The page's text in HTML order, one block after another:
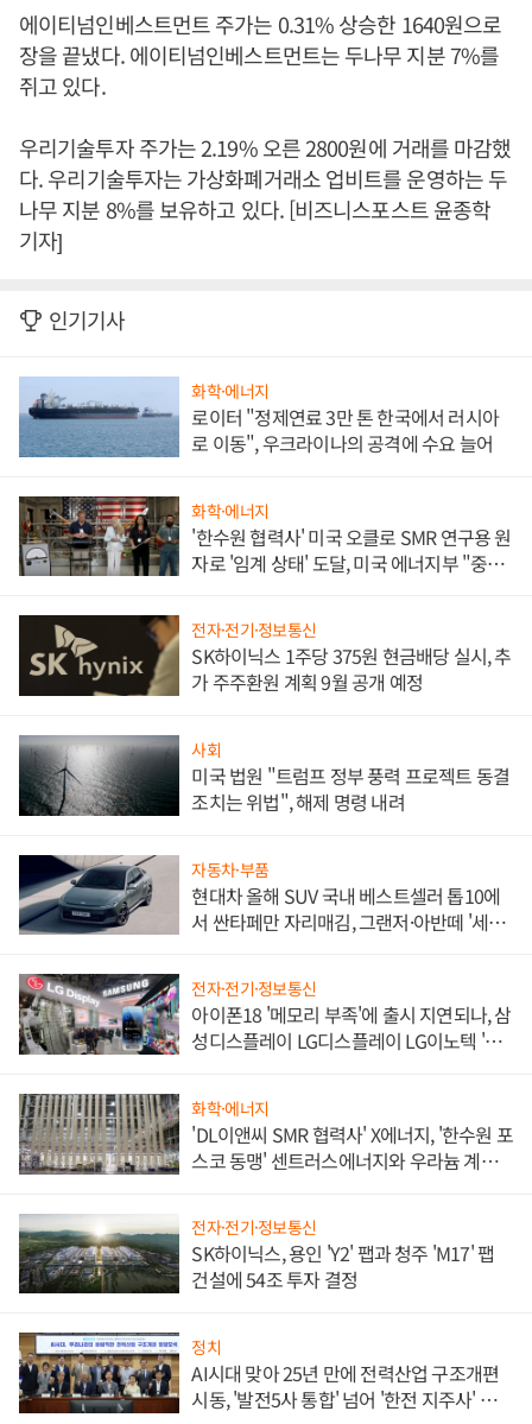
에이티넘인베스트먼트 주가는 0.31% 상승한 1640원으로
장을 끝냈다. 에이티넘인베스트먼트는 두나무 지분 7%를
쥐고 있다.
우리기술투자 주가는 2.19% 오른 2800원에 거래를 마감했
다. 우리기술투자는 가상화폐거래소 업비트를 운영하는 두
나무 지분 8%를 보유하고 있다. [비즈니스포스트 윤종학
기자]
인기기사
화학·에너지
로이터 "정제연료 3만 톤 한국에서 러시아
로 이동", 우크라이나의 공격에 수요 늘어
화학·에너지
'한수원 협력사' 미국 오클로 SMR 연구용 원
자로 '임계 상태' 도달, 미국 에너지부 "중요
전자·전기·정보통신
SK하이닉스 1주당 375원 현금배당 실시, 추
가 주주환원 계획 9월 공개 예정
사회
미국 법원 "트럼프 정부 풍력 프로젝트 동결
조치는 위법", 해제 명령 내려
자동차·부품
현대차 올해 SUV 국내 베스트셀러 톱10에
서 싼타페만 자리매김, 그랜저·아반떼 '세단
전자·전기·정보통신
아이폰18 '메모리 부족'에 출시 지연되나, 삼
성디스플레이 LG디스플레이 LG이노텍 '탈
화학·에너지
'DL이앤씨 SMR 협력사' X에너지, '한수원 포
스코 동맹' 센트러스에너지와 우라늄 계약
전자·전기·정보통신
SK하이닉스, 용인 'Y2' 팹과 청주 'M17' 팹
건설에 54조 투자 결정
정치
AI시대 맞아 25년 만에 전력산업 구조개편
시동, '발전5사 통합' 넘어 '한전 지주사' 재편